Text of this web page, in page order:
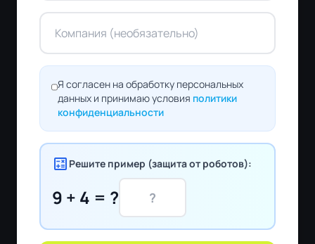
Я согласен на обработку персональных
данных и принимаю условия политики
конфиденциальности
calculate Решите пример (защита от роботов):
9 + 4 = ?